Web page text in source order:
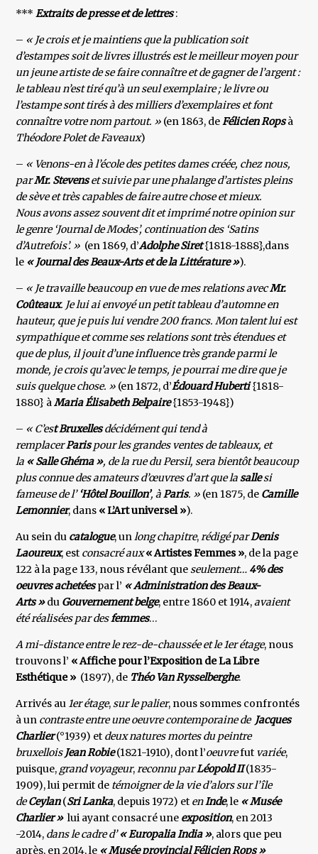
***Extraits de presse et de lettres:
– « Je crois et je maintiens que la publication soit
d’estampes soit de livres illustrés est le meilleur moyen pour
un jeune artiste de se faire connaître et de gagner de l’argent :
le tableau n’est tiré qu’à un seul exemplaire ; le livre ou
l’estampe sont tirés à des milliers d’exemplaires et font
connaître votre nom partout. » (en 1863, deFélicien Ropsà
Théodore Polet de Faveaux)
– « Venons-en à l’école des petites dames créée, chez nous,
parMr. Stevenset suivie par une phalange d’artistes pleins
de sève et très capables de faire autre chose et mieux.
Nous avons assez souvent dit et imprimé notre opinion sur
le genre ‘Journal de Modes’, continuation des ‘Satins
d’Autrefois’. » (en 1869, d’Adolphe Siret{1818-1888},dans
le « Journal des Beaux-Arts et de la Littérature »).
– « Je travaille beaucoup en vue de mes relations avecMr.
Coûteaux. Je lui ai envoyé un petit tableau d’automne en
hauteur, que je puis lui vendre 200 francs. Mon talent lui est
sympathique et comme ses relations sont très étendues et
que de plus, il jouit d’une influence très grande parmi le
monde, je crois qu’avec le temps, je pourrai me dire que je
suis quelque chose. » (en 1872, d’Édouard Huberti{1818-
1880} àMaria Élisabeth Belpaire{1853-1948})
– « C’est Bruxellesdécidément qui tend à
remplacerParispour les grandes ventes de tableaux, et
la « Salle Ghéma », de la rue du Persil, sera bientôt beaucoup
plus connue des amateurs d’œuvres d’art que lasallesi
fameuse de l’ ‘Hôtel Bouillon’, àParis. » (en 1875, de Camille
Lemonnier, dans « L’Art universel »).
Au sein du catalogue, unlong chapitre,rédigé parDenis
Laoureux, est consacré aux« Artistes Femmes », de la page
122 à la page 133, nous révélant queseulement… 4% des
oeuvres achetéespar l’ « Administration des Beaux-
Arts »du Gouvernement belge, entre 1860 et 1914,avaient
été réalisées par desfemmes…
A mi-distance entre le rez-de-chaussée et le 1er étage, nous
trouvons l’ « Affiche pour l’Exposition de La Libre
Esthétique » (1897), de Théo Van Rysselberghe.
Arrivés au 1er étage,sur le palier, nous sommes confrontés
à un contraste entreune oeuvre contemporaine de Jacques
Charlier(°1939) et deux natures mortes du peintre
bruxelloisJean Robie(1821-1910), dont l’oeuvrefut variée,
puisque, grand voyageur,reconnu parLéopold II(1835-
1909), lui permit de témoigner de la vie d’alorssur l’île
deCeylan(Sri Lanka, depuis 1972) et enInde, le « Musée
Charlier »lui ayant consacré une exposition, en 2013
-2014, dans le cadre d’« Europalia India », alors que peu
après, en 2014, le « Musée provincial Félicien Rops »